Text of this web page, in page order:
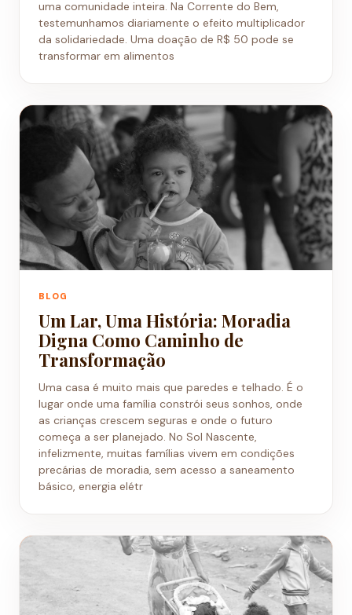
uma comunidade inteira. Na Corrente do Bem,
testemunhamos diariamente o efeito multiplicador
da solidariedade. Uma doação de R$ 50 pode se
transformar em alimentos
BLOG
Um Lar, Uma História: Moradia
Digna Como Caminho de
Transformação
Uma casa é muito mais que paredes e telhado. É o
lugar onde uma família constrói seus sonhos, onde
as crianças crescem seguras e onde o futuro
começa a ser planejado. No Sol Nascente,
infelizmente, muitas famílias vivem em condições
precárias de moradia, sem acesso a saneamento
básico, energia elétr